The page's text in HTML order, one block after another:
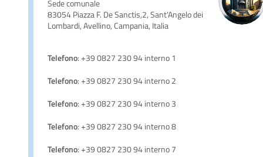
Sede comunale
83054 Piazza F. De Sanctis,2, Sant'Angelo dei
Lombardi, Avellino, Campania, Italia
Telefono: +39 0827 230 94 interno 1
Telefono: +39 0827 230 94 interno 2
Telefono: +39 0827 230 94 interno 3
Telefono: +39 0827 230 94 interno 8
Telefono: +39 0827 230 94 interno 7